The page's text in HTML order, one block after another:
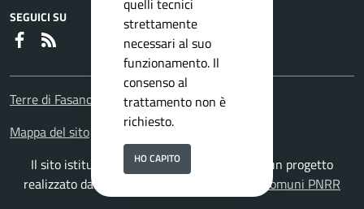
SEGUICI SU
Faceboook
Terre di Fasano
Mappa del sito
Il sito istituzionale del Comune di Fasano è un progetto
realizzato da
Soluzione Comuni PNRR
quelli tecnici
strettamente
necessari al suo
funzionamento. Il
consenso al
trattamento non è
richiesto.
HO CAPITO